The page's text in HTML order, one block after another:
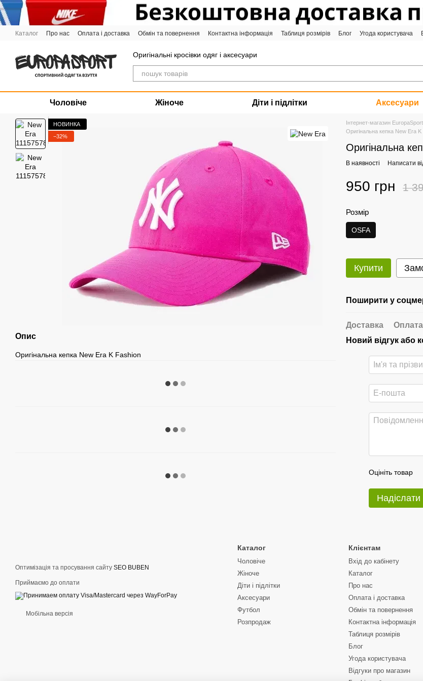
Перейти до основного контенту
Каталог Про нас Оплата і доставка Обмін та повернення Контактна інформація Таблиця розмірів Блог Угода користувача
Оригінальні кросівки одяг і аксесуари
Чоловіче Жіноче Діти і підлітки Аксесуари
НОВИНКА
−32%
Опис
Оригінальна кепка New Era K Fashion
Інтернет-магазин EuropaSport
Оригінальна кепка New Era
Оригінальна
В наявності Написати
950 грн 1
Розмір
OSFA
Купити
Поширити у
Доставка Оплата
Новий відгук або
Оцініть товар
Надіслати
Оптимізація та просування сайту SEO BUBEN
Приймаємо до оплати
Мобільна версія
Каталог
Чоловіче
Жіноче
Діти і підлітки
Аксесуари
Футбол
Розпродаж
Клієнтам
Вхід до кабінету
Каталог
Про нас
Оплата і доставка
Обмін та повернення
Контактна інформація
Таблиця розмірів
Блог
Угода користувача
Відгуки про магазин